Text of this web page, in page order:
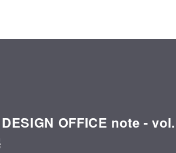
DESIGN OFFICE note -